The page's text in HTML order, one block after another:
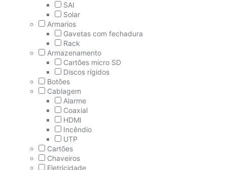
SAI
Solar
Armarios
Gavetas com fechadura
Rack
Armazenamento
Cartões micro SD
Discos rígidos
Botões
Cablagem
Alarme
Coaxial
HDMI
Incêndio
UTP
Cartões
Chaveiros
Eletricidade